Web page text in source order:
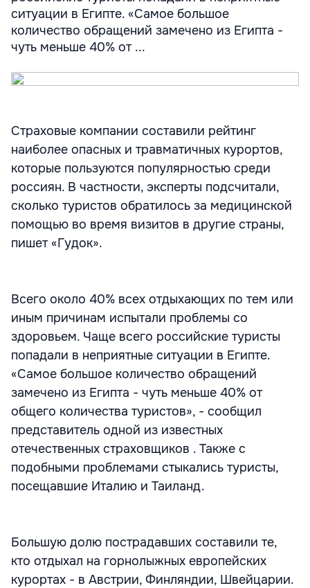
ситуации в Египте. «Самое большое
количество обращений замечено из Египта -
чуть меньше 40% от ...
Страховые компании составили рейтинг
наиболее опасных и травматичных курортов,
которые пользуются популярностью среди
россиян. В частности, эксперты подсчитали,
сколько туристов обратилось за медицинской
помощью во время визитов в другие страны,
пишет «Гудок».
Всего около 40% всех отдыхающих по тем или
иным причинам испытали проблемы со
здоровьем. Чаще всего российские туристы
попадали в неприятные ситуации в Египте.
«Самое большое количество обращений
замечено из Египта - чуть меньше 40% от
общего количества туристов», - сообщил
представитель одной из известных
отечественных страховщиков . Также с
подобными проблемами стыкались туристы,
посещавшие Италию и Таиланд.
Большую долю пострадавших составили те,
кто отдыхал на горнолыжных европейских
курортах - в Австрии, Финляндии, Швейцарии.